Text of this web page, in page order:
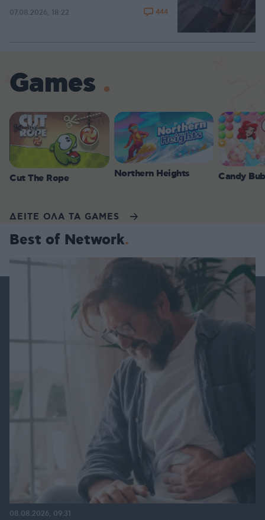
07.08.2026, 18:22 444
Games
Cut The Rope Northern Heights Candy
ΔΕΙΤΕ ΟΛΑ ΤΑ GAMES
Best of Network
08.08.2026, 09:31